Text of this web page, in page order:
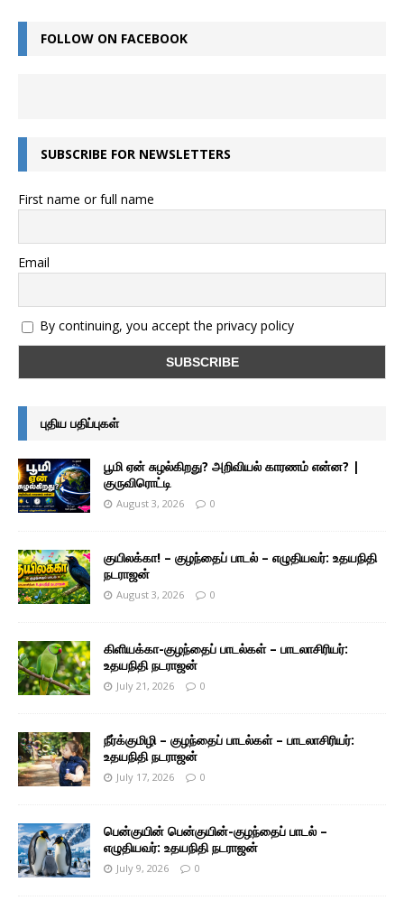
FOLLOW ON FACEBOOK
SUBSCRIBE FOR NEWSLETTERS
First name or full name
Email
By continuing, you accept the privacy policy
புதிய பதிப்புகள்
பூமி ஏன் சுழல்கிறது? அறிவியல் காரணம் என்ன? |
குருவிரொட்டி
August 3, 2026 0
குயிலக்கா! – குழந்தைப் பாடல் – எழுதியவர்: உதயநிதி
நடராஜன்
August 3, 2026 0
கிளியக்கா-குழந்தைப் பாடல்கள் – பாடலாசிரியர்:
உதயநிதி நடராஜன்
July 21, 2026 0
நீர்க்குமிழி – குழந்தைப் பாடல்கள் – பாடலாசிரியர்:
உதயநிதி நடராஜன்
July 17, 2026 0
பென்குயின் பென்குயின்-குழந்தைப் பாடல் –
எழுதியவர்: உதயநிதி நடராஜன்
July 9, 2026 0